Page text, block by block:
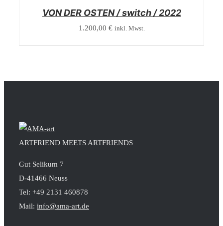
VON DER OSTEN / switch / 2022
1.200,00 € inkl. Mwst.
ARTFRIEND MEETS ARTFRIENDS
Gut Selikum 7
D-41466 Neuss
Tel: +49 2131 460878
Mail: info@ama-art.de